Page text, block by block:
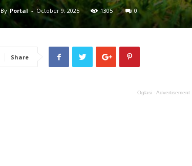
By Portal - October 9, 2025 1305 0
Share
Oglasi - Advertisement